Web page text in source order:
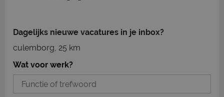
Dagelijks nieuwe vacatures in je inbox?
culemborg, 25 km
Wat voor werk?